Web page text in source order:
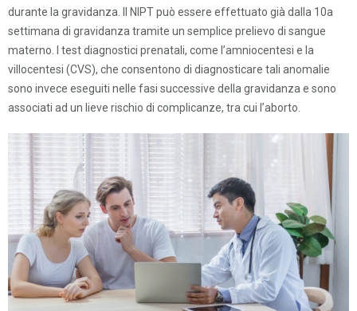
durante la gravidanza. Il NIPT può essere effettuato già dalla 10a
settimana di gravidanza tramite un semplice prelievo di sangue
materno. I test diagnostici prenatali, come l’amniocentesi e la
villocentesi (CVS), che consentono di diagnosticare tali anomalie
sono invece eseguiti nelle fasi successive della gravidanza e sono
associati ad un lieve rischio di complicanze, tra cui l’aborto.